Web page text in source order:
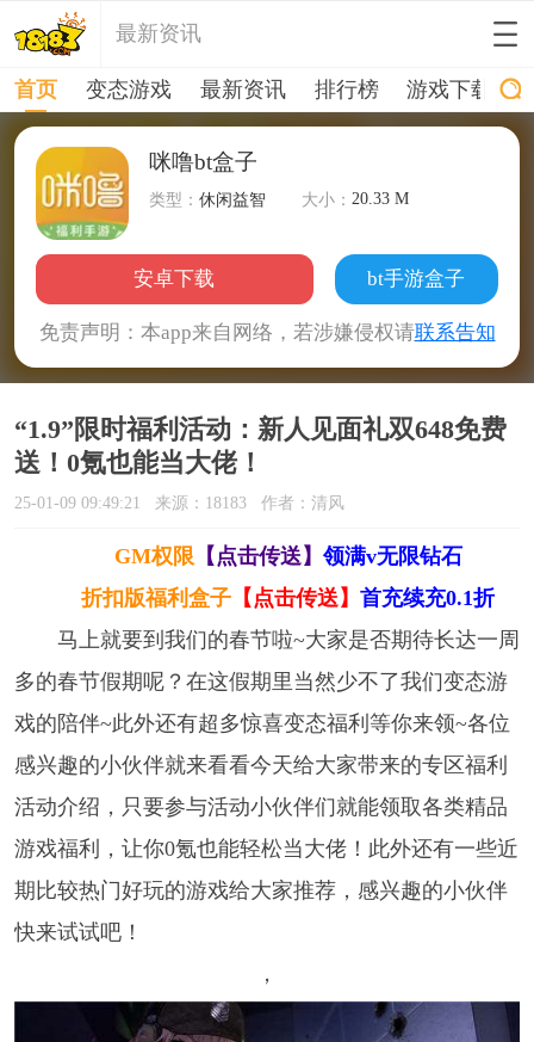
最新资讯
首页 变态游戏 最新资讯 排行榜 游戏下载
咪噜bt盒子
类型：休闲益智 大小：20.33 M
安卓下载 bt手游盒子
免责声明：本app来自网络，若涉嫌侵权请联系告知
“1.9”限时福利活动：新人见面礼双648免费
送！0氪也能当大佬！
25-01-09 09:49:21 来源：18183 作者：清风
GM权限 【点击传送】 领满v无限钻石
折扣版福利盒子 【点击传送】首充续充0.1折
马上就要到我们的春节啦~大家是否期待长达一周
多的春节假期呢？在这假期里当然少不了我们变态游
戏的陪伴~此外还有超多惊喜变态福利等你来领~各位
感兴趣的小伙伴就来看看今天给大家带来的专区福利
活动介绍，只要参与活动小伙伴们就能领取各类精品
游戏福利，让你0氪也能轻松当大佬！此外还有一些近
期比较热门好玩的游戏给大家推荐，感兴趣的小伙伴
快来试试吧！
，